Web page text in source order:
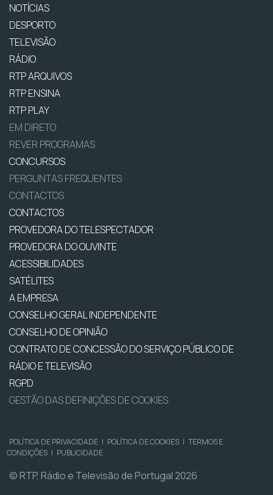
NOTÍCIAS
DESPORTO
TELEVISÃO
RÁDIO
RTP ARQUIVOS
RTP ENSINA
RTP PLAY
EM DIRETO
REVER PROGRAMAS
CONCURSOS
PERGUNTAS FREQUENTES
CONTACTOS
CONTACTOS
PROVEDORA DO TELESPECTADOR
PROVEDORA DO OUVINTE
ACESSIBILIDADES
SATÉLITES
A EMPRESA
CONSELHO GERAL INDEPENDENTE
CONSELHO DE OPINIÃO
CONTRATO DE CONCESSÃO DO SERVIÇO PÚBLICO DE
RÁDIO E TELEVISÃO
RGPD
GESTÃO DAS DEFINIÇÕES DE COOKIES
POLÍTICA DE PRIVACIDADE | POLÍTICA DE COOKIES | TERMOS E
CONDIÇÕES | PUBLICIDADE
© RTP, Rádio e Televisão de Portugal 2026